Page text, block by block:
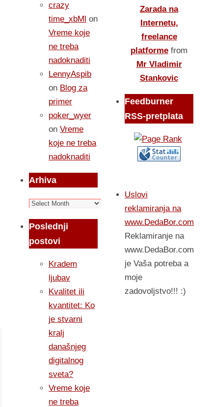
crazy
time_xbMl on
Vreme koje
ne treba
nadoknaditi
LennyAspib
on Blog za
primer
poker_wyer
on Vreme
koje ne treba
nadoknaditi
Arhiva
Arhiva
Poslednji
postovi
Kradem
ljubav
Kvalitet ili
kvantitet: Ko
je stvarni
kralj
današnjeg
digitalnog
sveta?
Vreme koje
ne treba
Zarada na
Internetu,
freelance
platforme from
Mr Vladimir
Stankovic
Feedburner
RSS-pretplata
Uslovi
reklamiranja na
www.DedaBor.com
Reklamiranje na
www.DedaBor.com
je Vaša potreba a
moje
zadovoljstvo!!! :)